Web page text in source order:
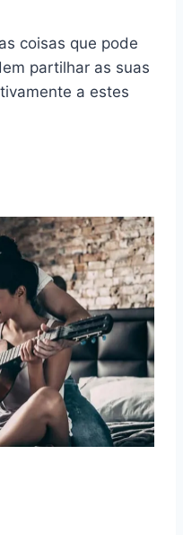
coisas que pode
partilhar as suas
a estes